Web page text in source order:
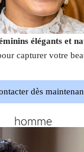
élégants et
capturer votre
dès
homme